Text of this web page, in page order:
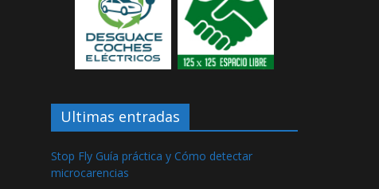
Ultimas entradas
Stop Fly Guía práctica y Cómo detectar
microcarencias